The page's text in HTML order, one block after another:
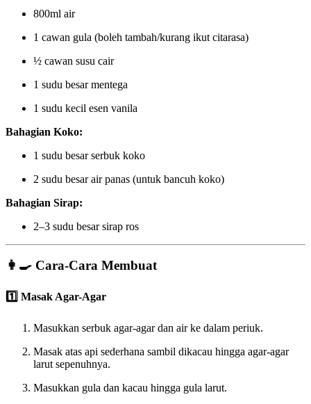
800ml air
1 cawan gula (boleh tambah/kurang ikut citarasa)
½ cawan susu cair
1 sudu besar mentega
1 sudu kecil esen vanila
Bahagian Koko:
1 sudu besar serbuk koko
2 sudu besar air panas (untuk bancuh koko)
Bahagian Sirap:
2–3 sudu besar sirap ros
👩‍🍳 Cara-Cara Membuat
1️⃣ Masak Agar-Agar
Masukkan serbuk agar-agar dan air ke dalam periuk.
Masak atas api sederhana sambil dikacau hingga agar-agar
larut sepenuhnya.
Masukkan gula dan kacau hingga gula larut.